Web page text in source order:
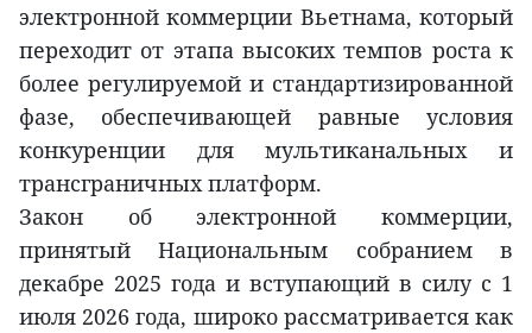
электронной коммерции Вьетнама, который
переходит от этапа высоких темпов роста к
более регулируемой и стандартизированной
фазе, обеспечивающей равные условия
конкуренции для мультиканальных и
трансграничных платформ.
Закон об электронной коммерции,
принятый Национальным собранием в
декабре 2025 года и вступающий в силу с 1
июля 2026 года, широко рассматривается как